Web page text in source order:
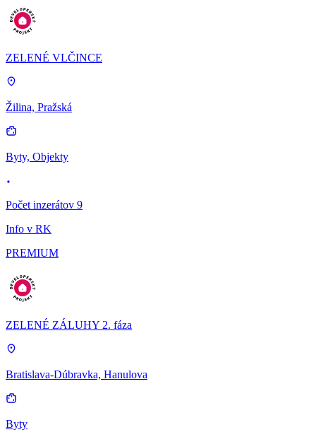
ZELENÉ VLČINCE
Žilina, Pražská
Byty, Objekty
Počet inzerátov 9
Info v RK
PREMIUM
ZELENÉ ZÁLUHY 2. fáza
Bratislava-Dúbravka, Hanulova
Byty